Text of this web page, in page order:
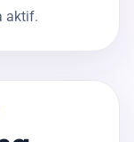
aktif.